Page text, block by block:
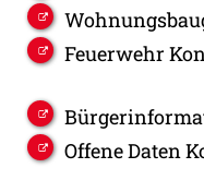
Feuerwehr
Offene Daten